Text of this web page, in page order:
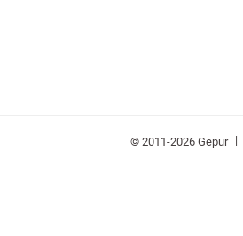
© 2011-2026 Gepur |